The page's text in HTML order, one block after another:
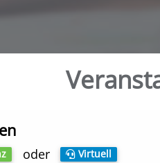
oder Virtuell